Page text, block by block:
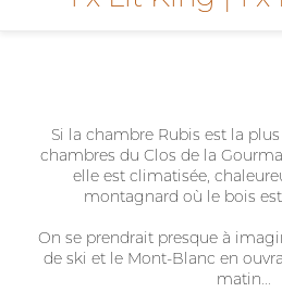
Si la chambre Rubis est la
chambres du Clos de la
elle est climatisée,
montagnard où le bois
On se prendrait presque à
de ski et le Mont-Blanc en
matin...